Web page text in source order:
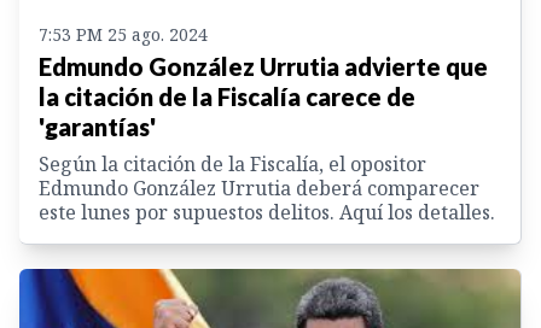
7:53 PM 25 ago. 2024
Edmundo González Urrutia advierte que
la citación de la Fiscalía carece de
'garantías'
Según la citación de la Fiscalía, el opositor
Edmundo González Urrutia deberá comparecer
este lunes por supuestos delitos. Aquí los detalles.